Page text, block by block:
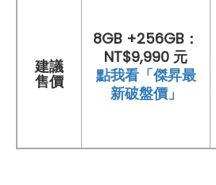
建議
售價
8GB +256GB：
NT$9,990 元
點我看「傑昇最
新破盤價」